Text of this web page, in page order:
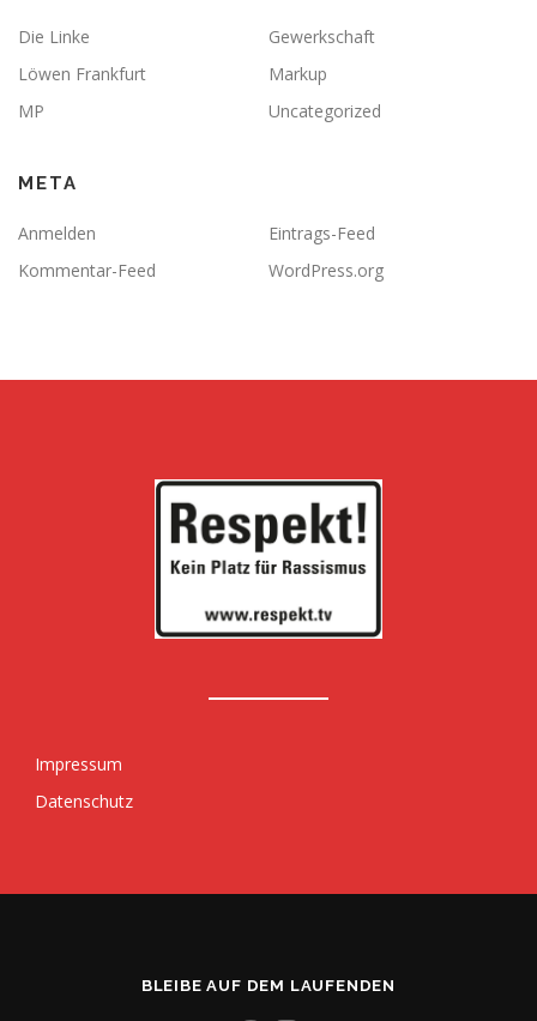
Die Linke
Gewerkschaft
Löwen Frankfurt
Markup
MP
Uncategorized
META
Anmelden
Eintrags-Feed
Kommentar-Feed
WordPress.org
Impressum
Datenschutz
BLEIBE AUF DEM LAUFENDEN